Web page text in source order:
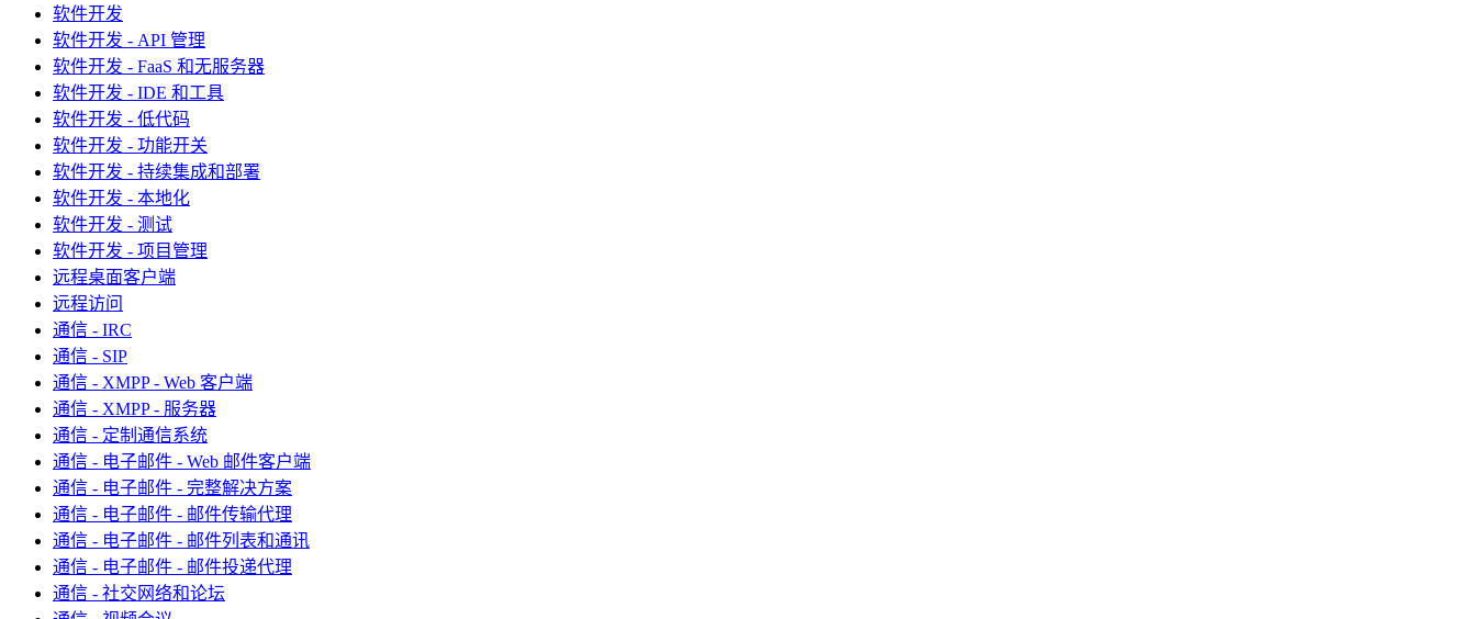
软件开发
软件开发 - API 管理
软件开发 - FaaS 和无服务器
软件开发 - IDE 和工具
软件开发 - 低代码
软件开发 - 功能开关
软件开发 - 持续集成和部署
软件开发 - 本地化
软件开发 - 测试
软件开发 - 项目管理
远程桌面客户端
远程访问
通信 - IRC
通信 - SIP
通信 - XMPP - Web 客户端
通信 - XMPP - 服务器
通信 - 定制通信系统
通信 - 电子邮件 - Web 邮件客户端
通信 - 电子邮件 - 完整解决方案
通信 - 电子邮件 - 邮件传输代理
通信 - 电子邮件 - 邮件列表和通讯
通信 - 电子邮件 - 邮件投递代理
通信 - 社交网络和论坛